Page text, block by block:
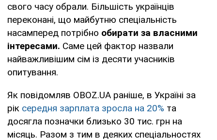
свого часу обрали. Більшість українців
переконані, що майбутню спеціальність
насамперед потрібно обирати за власними
інтересами. Саме цей фактор назвали
найважливішим сім із десяти учасників
опитування.
Як повідомляв OBOZ.UA раніше, в Україні за
рік середня зарплата зросла на 20% та
досягла позначки близько 30 тис. грн на
місяць. Разом з тим в деяких спеціальностях